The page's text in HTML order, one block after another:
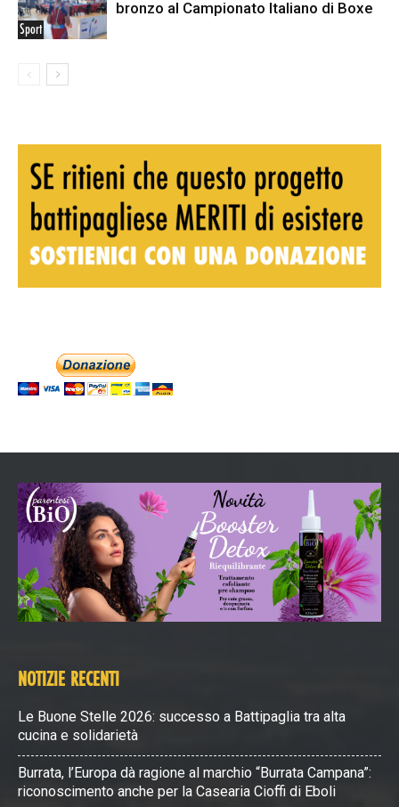
Sport
bronzo al Campionato Italiano di Boxe
NOTIZIE RECENTI
Le Buone Stelle 2026: successo a Battipaglia tra alta
cucina e solidarietà
Burrata, l’Europa dà ragione al marchio “Burrata Campana”:
riconoscimento anche per la Casearia Cioffi di Eboli